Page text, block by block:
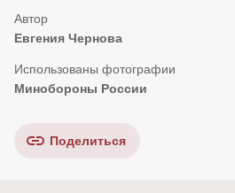
Евгения Чернова
Минобороны России
Поделиться